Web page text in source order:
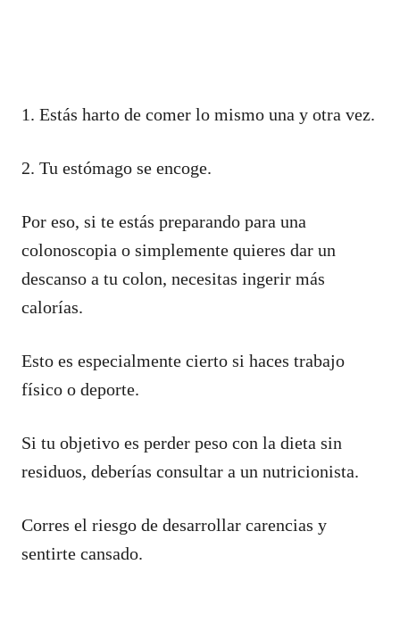
1. Estás harto de comer lo mismo una y otra vez.
2. Tu estómago se encoge.
Por eso, si te estás preparando para una
colonoscopia o simplemente quieres dar un
descanso a tu colon, necesitas ingerir más
calorías.
Esto es especialmente cierto si haces trabajo
físico o deporte.
Si tu objetivo es perder peso con la dieta sin
residuos, deberías consultar a un nutricionista.
Corres el riesgo de desarrollar carencias y
sentirte cansado.